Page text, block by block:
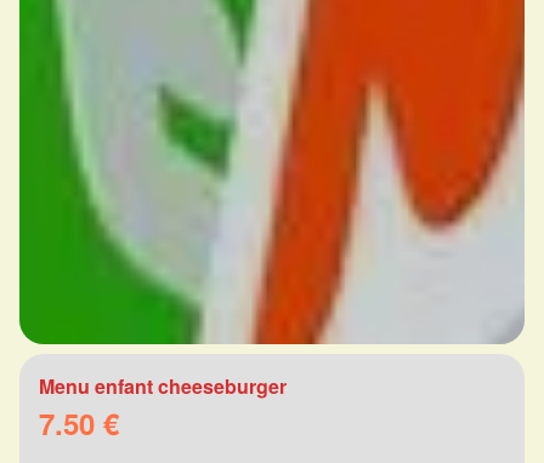
Menu enfant cheeseburger
7.50 €